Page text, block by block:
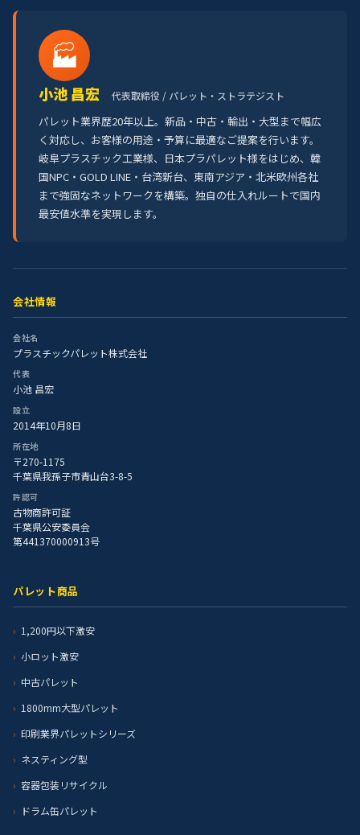
🏭
小池 昌宏 代表取締役 / パレット・ストラテジスト
パレット業界歴20年以上。新品・中古・輸出・大型まで幅広
く対応し、お客様の用途・予算に最適なご提案を行います。
岐阜プラスチック工業様、日本プラパレット様をはじめ、韓
国NPC・GOLD LINE・台湾新台、東南アジア・北米欧州各社
まで強固なネットワークを構築。独自の仕入れルートで国内
最安値水準を実現します。
会社情報
会社名
プラスチックパレット株式会社
代表
小池 昌宏
設立
2014年10月8日
所在地
〒270-1175
千葉県我孫子市青山台3-8-5
許認可
古物商許可証
千葉県公安委員会
第441370000913号
パレット商品
1,200円以下激安
小ロット激安
中古パレット
1800mm大型パレット
印刷業界パレットシリーズ
ネスティング型
容器包装リサイクル
ドラム缶パレット